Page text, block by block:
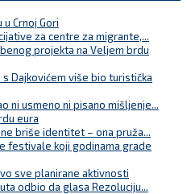
Crnoj Gori
za centre za migrante,...
projekta na Veljem brdu
Dajkovićem više bio turistička
ni usmeno ni pisano mišljenje...
eura
briše identitet – ona pruža...
festivale koji godinama grade
sve planirane aktivnosti
odbio da glasa Rezoluciju...